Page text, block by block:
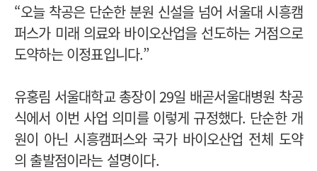
“오늘 착공은 단순한 분원 신설을 넘어 서울대 시흥캠
퍼스가 미래 의료와 바이오산업을 선도하는 거점으로
도약하는 이정표입니다.”
유홍림 서울대학교 총장이 29일 배곧서울대병원 착공
식에서 이번 사업 의미를 이렇게 규정했다. 단순한 개
원이 아닌 시흥캠퍼스와 국가 바이오산업 전체 도약
의 출발점이라는 설명이다.